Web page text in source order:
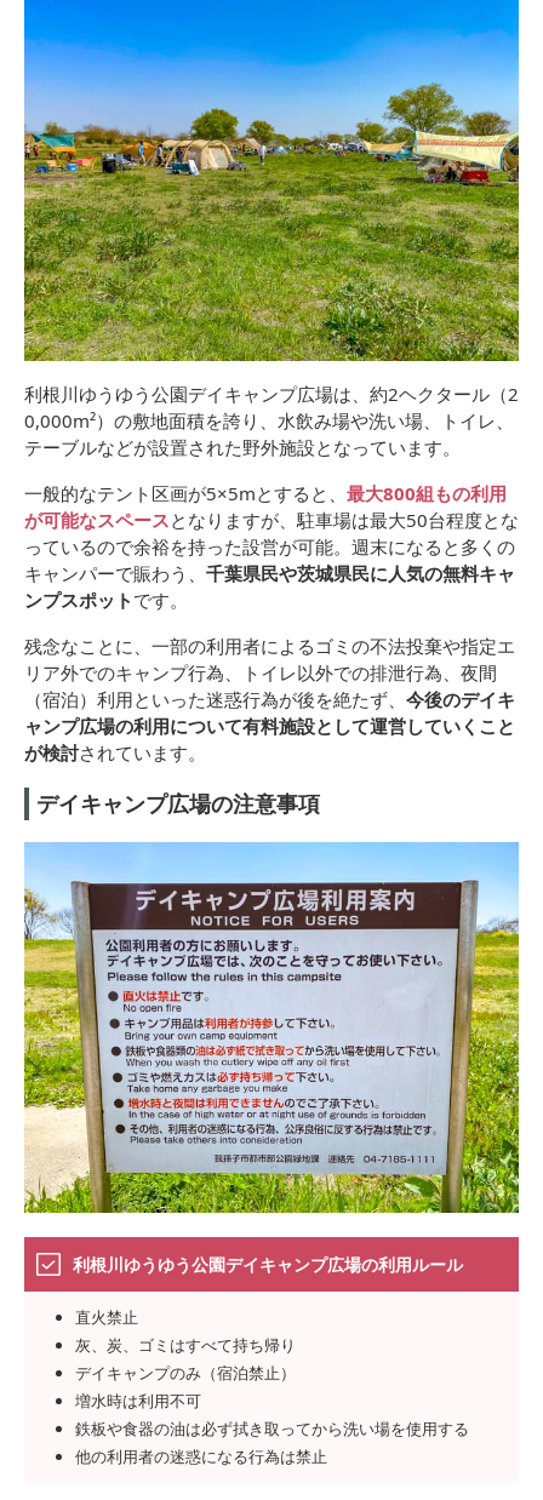
利根川ゆうゆう公園デイキャンプ広場は、約2ヘクタール（2
0,000m²）の敷地面積を誇り、水飲み場や洗い場、トイレ、
テーブルなどが設置された野外施設となっています。
一般的なテント区画が5×5mとすると、 最大800組もの利用
が可能なスペースとなりますが、駐車場は最大50台程度とな
っているので余裕を持った設営が可能。週末になると多くの
キャンパーで賑わう、 千葉県民や茨城県民に人気の無料キャ
ンプスポット です。
残念なことに、一部の利用者によるゴミの不法投棄や指定エ
リア外でのキャンプ行為、トイレ以外での排泄行為、夜間
（宿泊）利用といった迷惑行為が後を絶たず、 今後のデイキ
ャンプ広場の利用について有料施設として運営していくこと
が検討されています。
デイキャンプ広場の注意事項
利根川ゆうゆう公園デイキャンプ広場の利用ルール
直火禁止
灰、炭、ゴミはすべて持ち帰り
デイキャンプのみ（宿泊禁止）
増水時は利用不可
鉄板や食器の油は必ず拭き取ってから洗い場を使用する
他の利用者の迷惑になる行為は禁止